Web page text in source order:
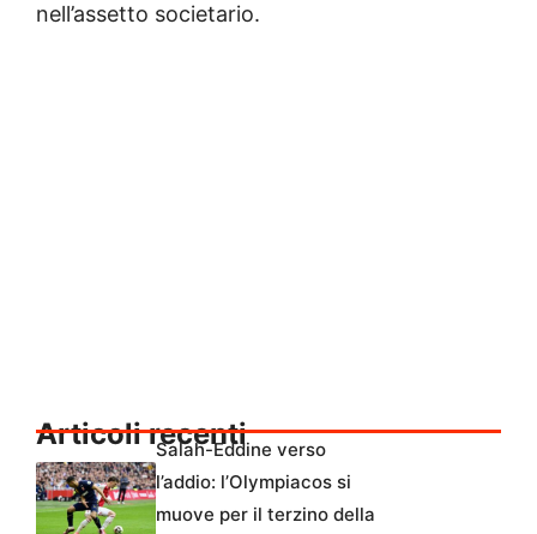
nell’assetto societario.
Articoli recenti
Salah-Eddine verso
l’addio: l’Olympiacos si
muove per il terzino della